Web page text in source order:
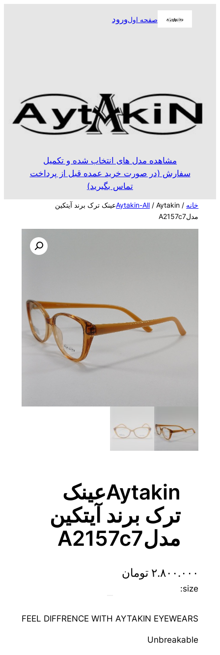
صفحه اولورود
مشاهده مدل های انتخاب شده و تکمیل
سفارش (در صورت خرید عمده قبل از پرداخت
تماس بگیرید)
خانه /
Aytakin-All/ Aytakinعینک ترک برند آیتکین
مدلA2157c7
Aytakinعینک
ترک برند آیتکین
مدلA2157c7
۲.۸۰۰.۰۰۰ تومان
size:
FEEL DIFFRENCE WITH AYTAKIN EYEWEARS
Unbreakable